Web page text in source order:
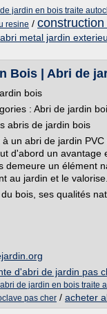
jardin en bois traite
resine /
abri metal jardin
Bois | Abri de
bois
: Abri de jardin
abris de jardin bois
un abri de jardin
d'abord un avantage
demeure un élément
au jardin et le valorise.
bois, ses qualités
d'abri de jardin pas
abri de jardin en bois traite
pas cher / acheter